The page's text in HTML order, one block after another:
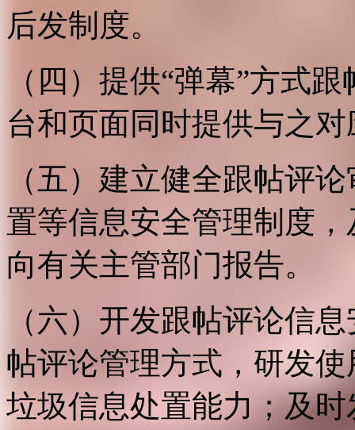
后发制度。
（四）提供“弹幕”方式
台和页面同时提供与之
（五）建立健全跟帖评
置等信息安全管理制度
向有关主管部门报告。
（六）开发跟帖评论信
帖评论管理方式，研发
垃圾信息处置能力；及